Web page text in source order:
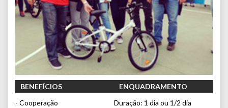
BENEFÍCIOS
- Cooperação
ENQUADRAMENTO
Duração: 1 dia ou 1/2 dia